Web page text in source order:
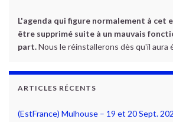
L'agenda qui figure normalement à cet
être supprimé suite à un mauvais
part.Nous le réinstallerons dès qu'il aura
ARTICLES RÉCENTS
(EstFrance) Mulhouse – 19 et 20 Sept.